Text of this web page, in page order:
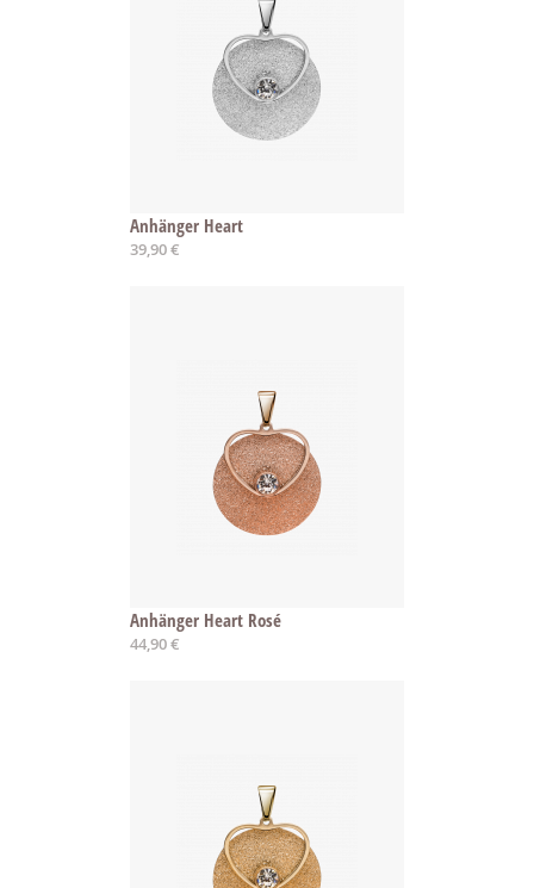
Anhänger Heart
39,90 €
Anhänger Heart Rosé
44,90 €